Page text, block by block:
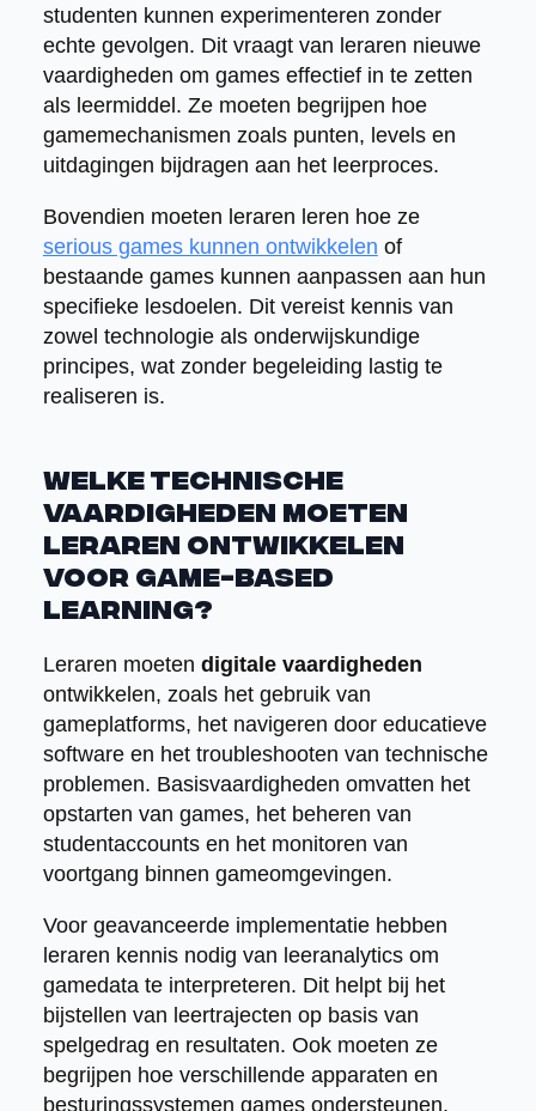
studenten kunnen experimenteren zonder
echte gevolgen. Dit vraagt van leraren nieuwe
vaardigheden om games effectief in te zetten
als leermiddel. Ze moeten begrijpen hoe
gamemechanismen zoals punten, levels en
uitdagingen bijdragen aan het leerproces.
Bovendien moeten leraren leren hoe ze
serious games kunnen ontwikkelen of
bestaande games kunnen aanpassen aan hun
specifieke lesdoelen. Dit vereist kennis van
zowel technologie als onderwijskundige
principes, wat zonder begeleiding lastig te
realiseren is.
Welke technische
vaardigheden moeten
leraren ontwikkelen
voor game-based
learning?
Leraren moeten digitale vaardigheden
ontwikkelen, zoals het gebruik van
gameplatforms, het navigeren door educatieve
software en het troubleshooten van technische
problemen. Basisvaardigheden omvatten het
opstarten van games, het beheren van
studentaccounts en het monitoren van
voortgang binnen gameomgevingen.
Voor geavanceerde implementatie hebben
leraren kennis nodig van leeranalytics om
gamedata te interpreteren. Dit helpt bij het
bijstellen van leertrajecten op basis van
spelgedrag en resultaten. Ook moeten ze
begrijpen hoe verschillende apparaten en
besturingssystemen games ondersteunen.